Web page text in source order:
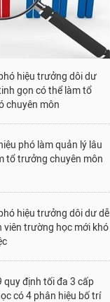
hiệu trưởng dôi dư
gọn có thể làm tổ
chuyên môn
phó làm quản lý lâu
tổ trưởng chuyên môn
hiệu trưởng dôi dư dễ
viên trường học mới khó
quy định tối đa 3 cấp
có 4 phân hiệu bố trí